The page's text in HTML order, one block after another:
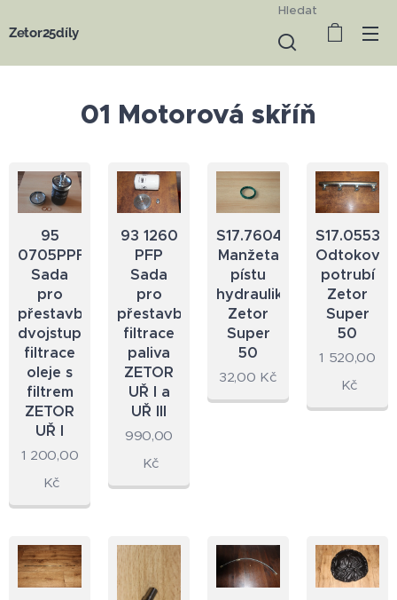
Zetor25díly
Hledat
01 Motorová skříň
95
0705PPFK
Sada
pro
přestavbu
dvojstupňové
filtrace
oleje s
filtrem
ZETOR
UŘ I
1 200,00
Kč
93 1260
PFP
Sada
pro
přestavbu
filtrace
paliva
ZETOR
UŘ I a
UŘ III
990,00
Kč
S17.7604
Manžeta
pístu
hydrauliky
Zetor
Super
50
32,00 Kč
S17.0553
Odtokové
potrubí
Zetor
Super
50
1 520,00
Kč